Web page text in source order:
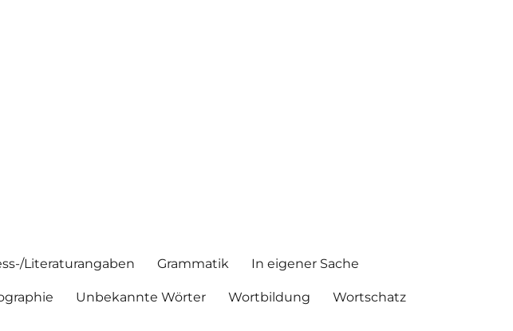
Literaturangaben Grammatik In eigener Sache
Unbekannte Wörter Wortbildung Wortschatz